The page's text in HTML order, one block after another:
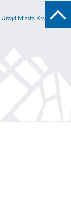
Urząd Miasta Krakowa